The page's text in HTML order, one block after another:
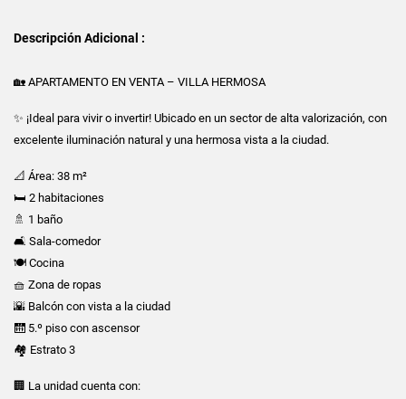
Descripción Adicional :
🏡 APARTAMENTO EN VENTA – VILLA HERMOSA
✨ ¡Ideal para vivir o invertir! Ubicado en un sector de alta valorización, con
excelente iluminación natural y una hermosa vista a la ciudad.
📐 Área: 38 m²
🛏️ 2 habitaciones
🚿 1 baño
🛋️ Sala-comedor
🍽️ Cocina
🧺 Zona de ropas
🌇 Balcón con vista a la ciudad
🛗 5.º piso con ascensor
🏘️ Estrato 3
🏢 La unidad cuenta con: